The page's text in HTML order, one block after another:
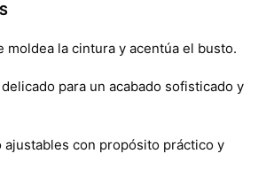
moldea la cintura y acentúa el busto.
para un acabado sofisticado y
con propósito práctico y